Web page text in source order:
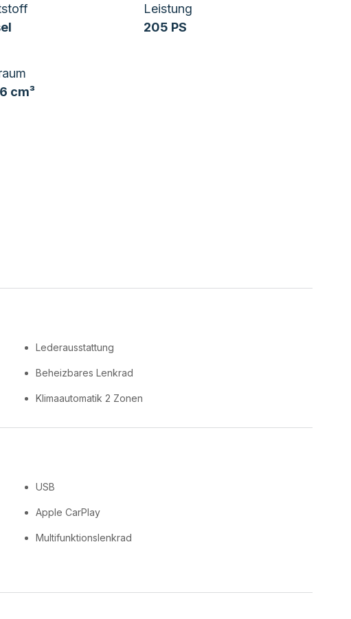
Leistung
205 PS
cm³
Lederausstattung
Beheizbares Lenkrad
Klimaautomatik 2 Zonen
USB
Apple CarPlay
Multifunktionslenkrad